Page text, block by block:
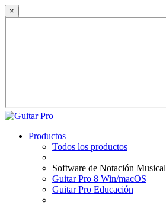
×
Productos
Todos los productos
Software de Notación Musical
Guitar Pro 8 Win/macOS
Guitar Pro Educación